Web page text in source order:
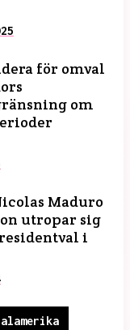
för omval
om
Maduro
utropar sig
i